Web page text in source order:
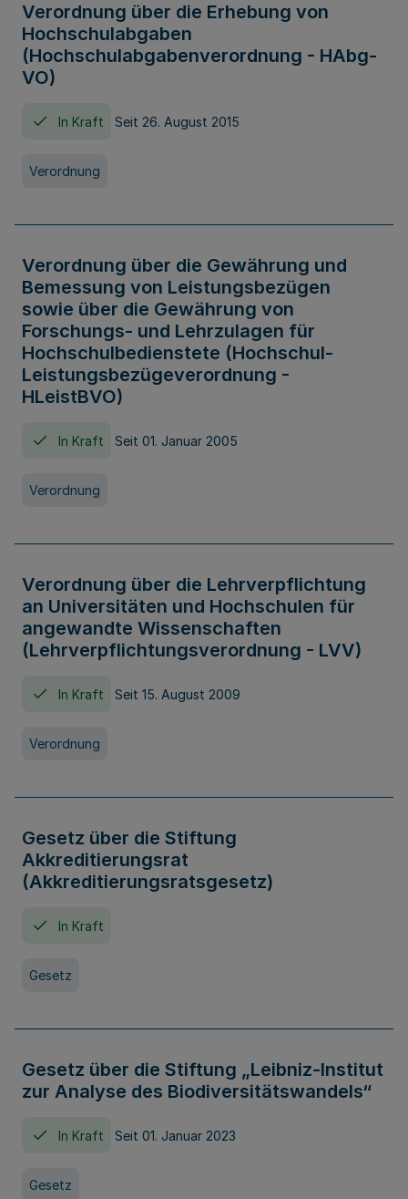
Verordnung über die Erhebung von
Hochschulabgaben
(Hochschulabgabenverordnung - HAbg-
VO)
In Kraft Seit 26. August 2015
Verordnung
Verordnung über die Gewährung und
Bemessung von Leistungsbezügen
sowie über die Gewährung von
Forschungs- und Lehrzulagen für
Hochschulbedienstete (Hochschul-
Leistungsbezügeverordnung -
HLeistBVO)
In Kraft Seit 01. Januar 2005
Verordnung
Verordnung über die Lehrverpflichtung
an Universitäten und Hochschulen für
angewandte Wissenschaften
(Lehrverpflichtungsverordnung - LVV)
In Kraft Seit 15. August 2009
Verordnung
Gesetz über die Stiftung
Akkreditierungsrat
(Akkreditierungsratsgesetz)
In Kraft
Gesetz
Gesetz über die Stiftung „Leibniz-Institut
zur Analyse des Biodiversitätswandels“
In Kraft Seit 01. Januar 2023
Gesetz